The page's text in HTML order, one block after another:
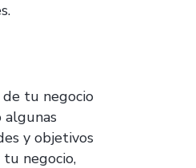
de tu negocio
y objetivos
tu negocio,